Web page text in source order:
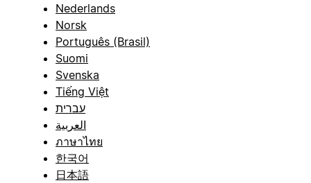
Nederlands
Norsk
Português (Brasil)
Suomi
Svenska
Tiếng Việt
עברית
العربية
ภาษาไทย
한국어
日本語